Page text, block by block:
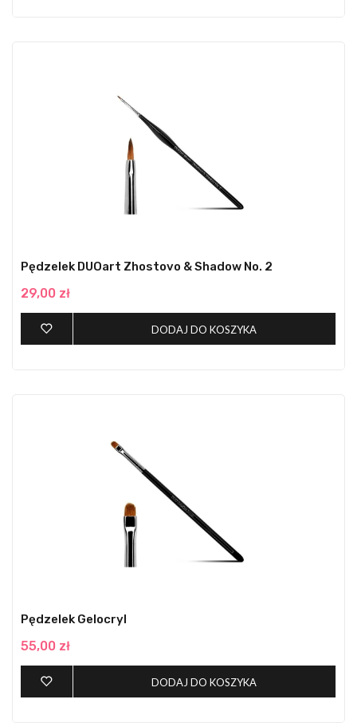
Pędzelek DUOart Zhostovo & Shadow No. 2
29,00 zł
DODAJ DO KOSZYKA
Pędzelek Gelocryl
55,00 zł
DODAJ DO KOSZYKA